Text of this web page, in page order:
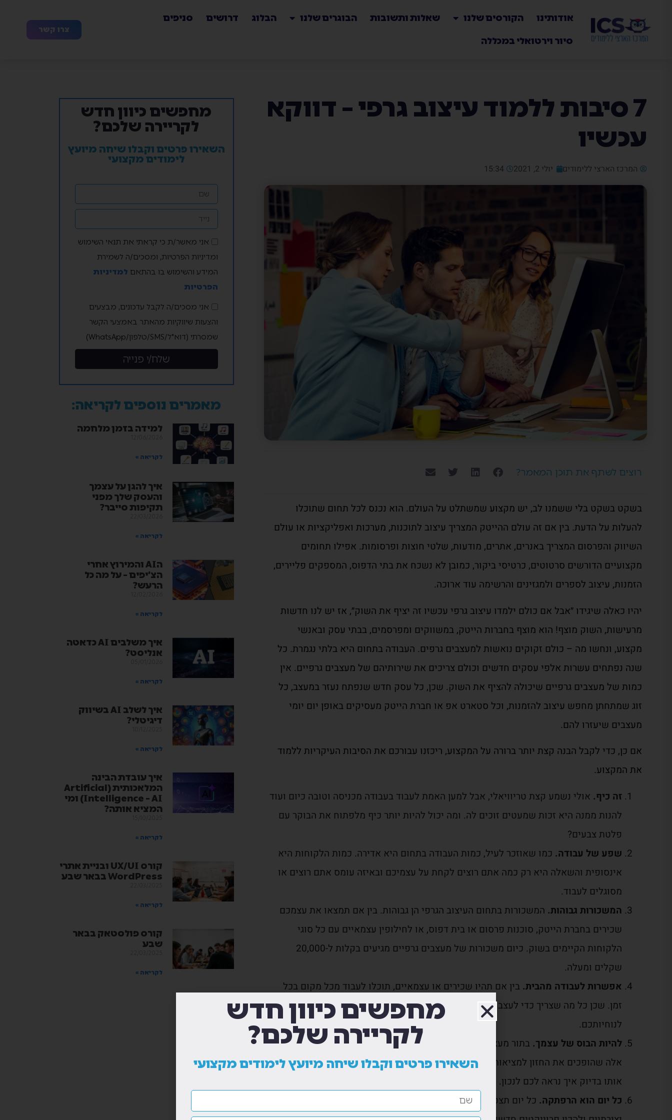
אודותינו הקורסים שלנו שאלות ותשובות הבוגרים שלנו הבלוג דרושים סניפים
סיור וירטואלי במכללה
צרו קשר
7 סיבות ללמוד עיצוב גרפי – דווקא
עכשיו
המרכז הארצי ללימודים יולי 2, 2021 15:34
רוצים לשתף את תוכן המאמר?
בשקט בשקט בלי ששמנו לב, יש מקצוע שמשתלט על העולם. הוא נכנס לכל תחום שתוכלו
להעלות על הדעת. בין אם זה עולם ההייטק המצריך עיצוב לתוכנות, מערכות ואפליקציות או עולם
השיווק והפרסום המצריך באנרים, אתרים, מודעות, שלטי חוצות ופרסומות. אפילו תחומים
מקצועיים הדורשים סרטוטים, כרטיסי ביקור, כמובן לא נשכח את בתי הדפוס, המספקים פליירים,
הזמנות, עיצוב לספרים ולמגזינים והרשימה עוד ארוכה.
יהיו כאלה שיגידו ״אבל אם כולם ילמדו עיצוב גרפי עכשיו זה יציף את השוק״, אז יש לנו חדשות
מרעישות, השוק מוצף! הוא מוצף בחברות הייטק, במשווקים ומפרסמים, בבתי עסק ובאנשי
מקצוע, ונחשו מה – כולם זקוקים נואשות למעצבים גרפים. העבודה בתחום היא בלתי נגמרת. כל
שנה נפתחים עשרות אלפי עסקים חדשים וכולם צריכים את שירותיהם של מעצבים גרפיים. אין
כמות של מעצבים גרפיים שיכולה להציף את השוק. שכן, כל עסק חדש שנפתח נעזר במעצב, כל
זוג שמתחתן מחפש עיצוב להזמנות, וכל סטארט אפ או חברת הייטק מעסיקים באופן יום יומי
מעצבים שיעזרו להם.
אם כן, כדי לקבל הבנה קצת יותר ברורה על המקצוע, ריכזנו עבורכם את הסיבות העיקריות ללמוד
את המקצוע.
זה כיף. אולי נשמע קצת טריוויאלי, אבל למען האמת לעבוד בעבודה מכניסה וטובה כיום ועוד
להנות ממנה היא זכות שמעטים זוכים לה. ומה יכול להיות יותר כיף מלפתוח את הבוקר עם
פלטת צבעים?
שפע של עבודה. כמו שאוזכר לעיל, כמות העבודה בתחום היא אדירה. כמות הלקוחות היא
אינסופית והשאלה היא רק כמה אתם רוצים לקחת על עצמיכם ובאיזה עומס אתם רוצים או
מסוגלים לעבוד.
המשכורות גבוהות. המשכורות בתחום העיצוב הגרפי הן גבוהות. בין אם תמצאו את עצמכם
שכירים בחברת הייטק, סוכנות פרסום או בית דפוס, או לחילופין עצמאיים עם כל סוגי
הלקוחות הקיימים בשוק. כיום משכורות של מעצבים גרפיים מגיעים בקלות ל-20,000
שקלים ומעלה.
אפשרות לעבודה מהבית. בין אם תהיו שכירים או עצמאיים, תוכלו לעבוד מכל מקום בכל
זמן. שכן כל מה שצריך כדי לעצב זה מחשב. תוכלו למצוא עבודה מהבית או מהמשרד
לנוחיותכם.
להיות הבוס של עצמך. בתור מעצבים גרפיים יצירתיים ואומנותיים הכוח בידיים שלכם. אתם
אלה שהופכים את החזון למציאות ואתם אלה שיודעים איך לקחת רעיון של לקוחות ולהביע
אותו בדיוק איך נראה לכם לנכון.
כל יום הוא הרפתקה. כל יום תצטרכו להתמודד עם אתגרים חדשים, למצוא פתרונות
מחפשים כיוון חדש
לקריירה שלכם?
השאירו פרטים וקבלו שיחה מיועץ
לימודים מקצועי
אני מאשר/ת כי קראתי את תנאי השימוש
ומדיניות הפרטיות, ומסכים/ה לשמירת
המידע והשימוש בו בהתאם למדיניות
הפרטיות
אני מסכים/ה לקבל עדכונים, מבצעים
והצעות שיווקיות מהאתר באמצעי הקשר
שמסרתי (דוא"ל/SMS/טלפון/WhatsApp)
שלח/י פנייה
מאמרים נוספים לקריאה:
למידה בזמן מלחמה
לקריאה »
איך להגן על עצמך
והעסק שלך מפני
תקיפות סייבר?
לקריאה »
הAI והמירוץ אחרי
הצ'יפים – על מה כל
הרעש?
לקריאה »
איך משלבים AI כדאטה
אנליסט?
לקריאה »
איך לשלב AI בשיווק
דיגיטלי?
לקריאה »
איך עובדת הבינה
המלאכותית (Artificial
Intelligence – AI) ומי
המציא אותה?
לקריאה »
קורס UX/UI ובניית אתרי
WordPress בבאר שבע
לקריאה »
קורס פולסטאק בבאר
שבע
לקריאה »
מחפשים כיוון חדש
לקריירה שלכם?
השאירו פרטים וקבלו שיחה מיועץ לימודים מקצועי